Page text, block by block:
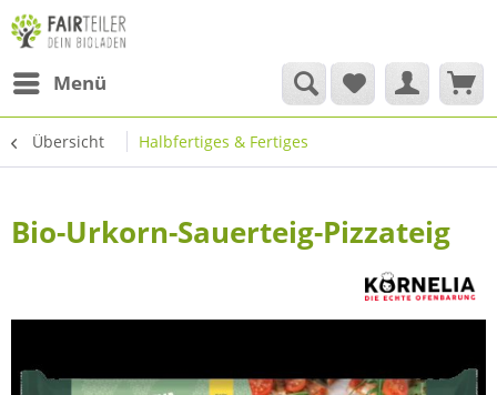
Menü
Übersicht Halbfertiges & Fertiges
Bio-Urkorn-Sauerteig-Pizzateig